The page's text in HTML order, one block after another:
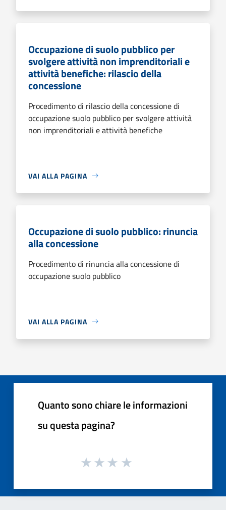
Occupazione di suolo pubblico per
svolgere attività non imprenditoriali e
attività benefiche: rilascio della
concessione
Procedimento di rilascio della concessione di
occupazione suolo pubblico per svolgere attività
non imprenditoriali e attività benefiche
VAI ALLA PAGINA
Occupazione di suolo pubblico: rinuncia
alla concessione
Procedimento di rinuncia alla concessione di
occupazione suolo pubblico
VAI ALLA PAGINA
Quanto sono chiare le informazioni
su questa pagina?